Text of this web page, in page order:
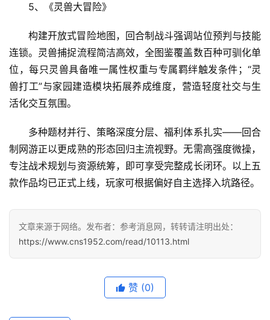
首
页
章
分
类
专
题
列
5、《灵兽大冒险》
构建开放式冒险地图，回合制战斗强调站位预判与技能
连锁。灵兽捕捉流程简洁高效，全图鉴覆盖数百种可驯化单
位，每只灵兽具备唯一属性权重与专属羁绊触发条件；“灵
兽打工”与家园建造模块拓展养成维度，营造轻度社交与生
活化交互氛围。
多种题材并行、策略深度分层、福利体系扎实——回合
制网游正以更成熟的形态回归主流视野。无需高强度微操，
专注战术规划与资源统筹，即可享受完整成长闭环。以上五
款作品均已正式上线，玩家可根据偏好自主选择入坑路径。
文章来源于网络。发布者：参考消息网，转转请注明出处：
https://www.cns1952.com/read/10113.html
赞 (0)